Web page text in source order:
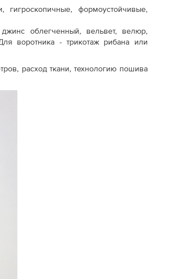
гигроскопичные, формоустойчивые,
облегченный, вельвет, велюр,
воротника - трикотаж рибана или
расход ткани, технологию пошива